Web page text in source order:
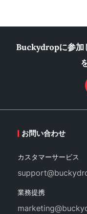
Buckydropに参加
お問い合わせ
カスタマーサービス
業務提携